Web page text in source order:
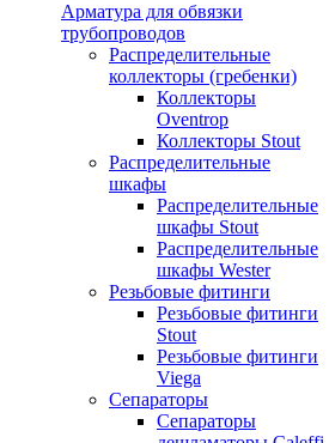
Арматура для обвязки
трубопроводов
Распределительные
коллекторы (гребенки)
Коллекторы
Oventrop
Коллекторы Stout
Распределительные
шкафы
Распределительные
шкафы Stout
Распределительные
шкафы Wester
Резьбовые фитинги
Резьбовые фитинги
Stout
Резьбовые фитинги
Viega
Сепараторы
Сепараторы